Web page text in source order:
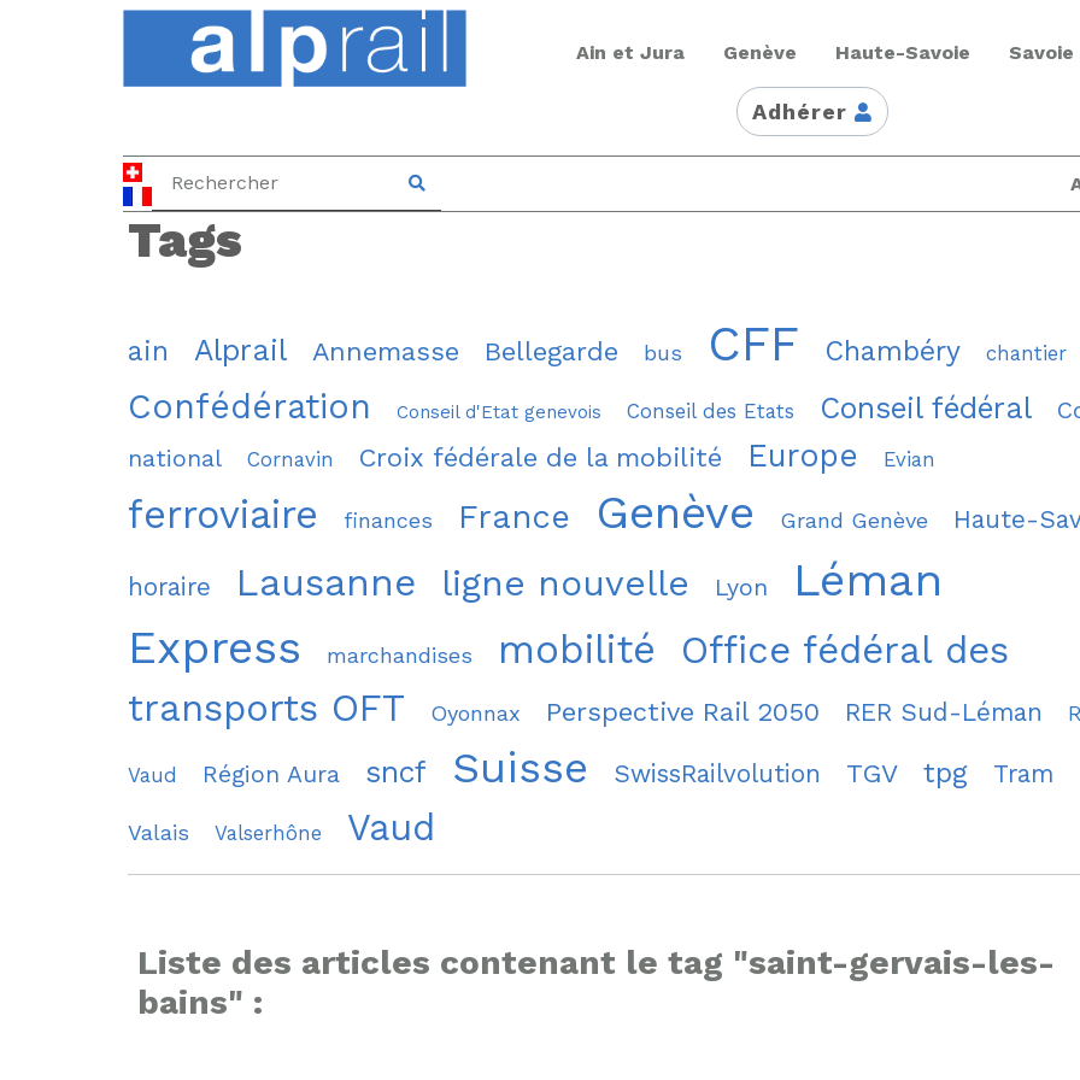
Ain et Jura Genève Haute-Savoie Savoie
Adhérer
Tags
ain Alprail Annemasse Bellegarde bus CFF Chambéry chantier
Confédération Conseil d'Etat genevois Conseil des Etats Conseil fédéral
national
Cornavin Croix fédérale de la mobilité Europe Evian
ferroviaire finances France Genève Grand Genève Haute-
horaire Lausanne ligne nouvelle Lyon
Léman
Express
marchandises mobilité
Office fédéral des
transports OFT
Oyonnax Perspective Rail 2050 RER Sud-Léman
Vaud Région Aura sncf Suisse SwissRailvolution TGV tpg Tram
Valais Valserhône Vaud
Liste des articles contenant le tag "saint-gervais-les-
bains" :